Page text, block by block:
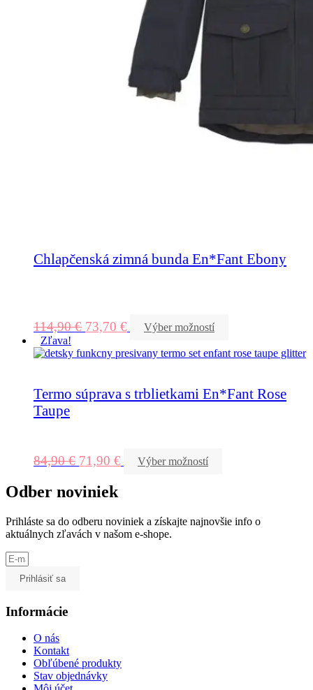
Chlapčenská zimná bunda En*Fant Ebony
114,90€ 73,70 €
Výber možností
Zľava!
Termo súprava s trblietkami En*Fant Rose
Taupe
84,90€ 71,90 € Výber možností
Odber noviniek
Prihláste sa do odberu noviniek a získajte najnovšie info o
aktuálnych zľavách v našom e-shope.
Prihlásiť sa
Informácie
O nás
Kontakt
Obľúbené produkty
Stav objednávky